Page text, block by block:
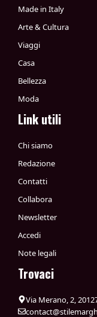
Made in Italy
Arte & Cultura
Viaggi
Casa
Bellezza
Moda
Link utili
Chi siamo
Redazione
Contatti
Collabora
Newsletter
Accedi
Note legali
Trovaci
Via Merano, 2,